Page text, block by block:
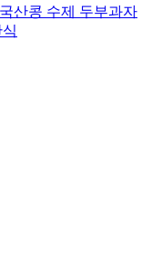
산콩 수제 두부과자
식